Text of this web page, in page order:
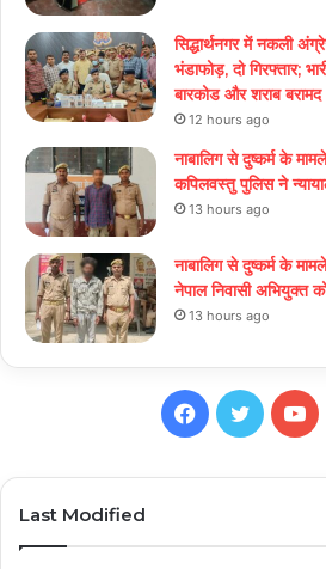
सिद्धार्थनगर में नकली
भंडाफोड़, दो गिरफ्तार;
बारकोड और शराब बरामद
12 hours ago
नाबालिग से दुष्कर्म के
कपिलवस्तु पुलिस ने
13 hours ago
नाबालिग से दुष्कर्म के
नेपाल निवासी अभियुक्त
13 hours ago
Facebook
Twitter
Last Modified